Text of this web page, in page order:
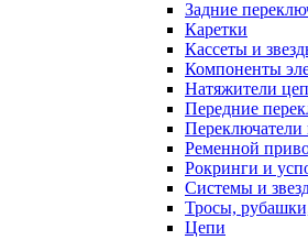
Задние
Каретки
Кассеты и
Компоненты
Натяжители
Передние
Переключатели
Ременной
Рокринги и
Системы и
Тросы,
Цепи